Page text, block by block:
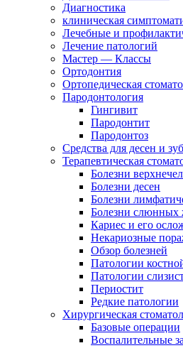
Диагностика
клиническая
Лечебные и
Лечение патологий
Мастер — Классы
Ортодонтия
Ортопедическая
Пародонтология
Гингивит
Пародонтит
Пародонтоз
Средства для десен и
Терапевтическая
Болезни
Болезни десен
Болезни
Болезни слюнных
Кариес и его
Некариозные
Обзор болезней
Патологии
Патологии
Периостит
Редкие патологии
Хирургическая
Базовые операции
Воспалительные